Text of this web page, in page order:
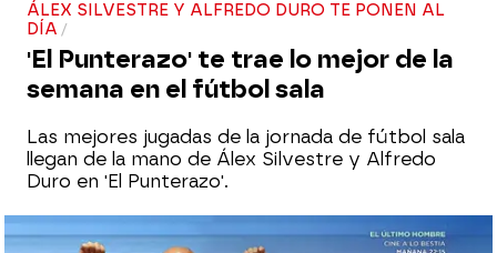
ÁLEX SILVESTRE Y ALFREDO DURO TE PONEN AL
DÍA
'El Punterazo' te trae lo mejor de la
semana en el fútbol sala
Las mejores jugadas de la jornada de fútbol sala
llegan de la mano de Álex Silvestre y Alfredo
Duro en 'El Punterazo'.